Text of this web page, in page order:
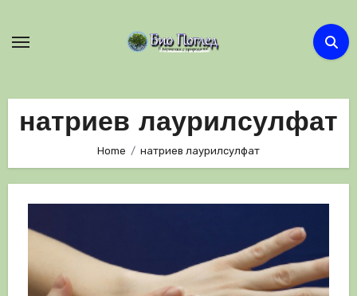
натриев лаурилсулфат
Home натриев лаурилсулфат